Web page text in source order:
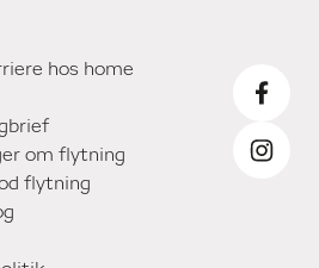
hos home
om flytning
flytning